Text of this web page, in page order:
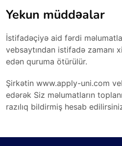
Yekun müddəalar
İstifadəçiyə aid fərdi
vebsaytından istifadə zamanı
edən quruma ötürülür.
Şirkətin www.apply-uni.com
edərək Siz məlumatların
razılıq bildirmiş hesab